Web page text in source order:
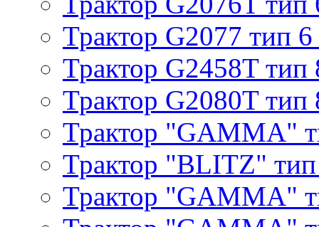
Трактор G2077 тип 6
Трактор G2458T тип
Трактор G2080T тип
Трактор "GAMMA"
Трактор "BLITZ"
Трактор "GAMMA"